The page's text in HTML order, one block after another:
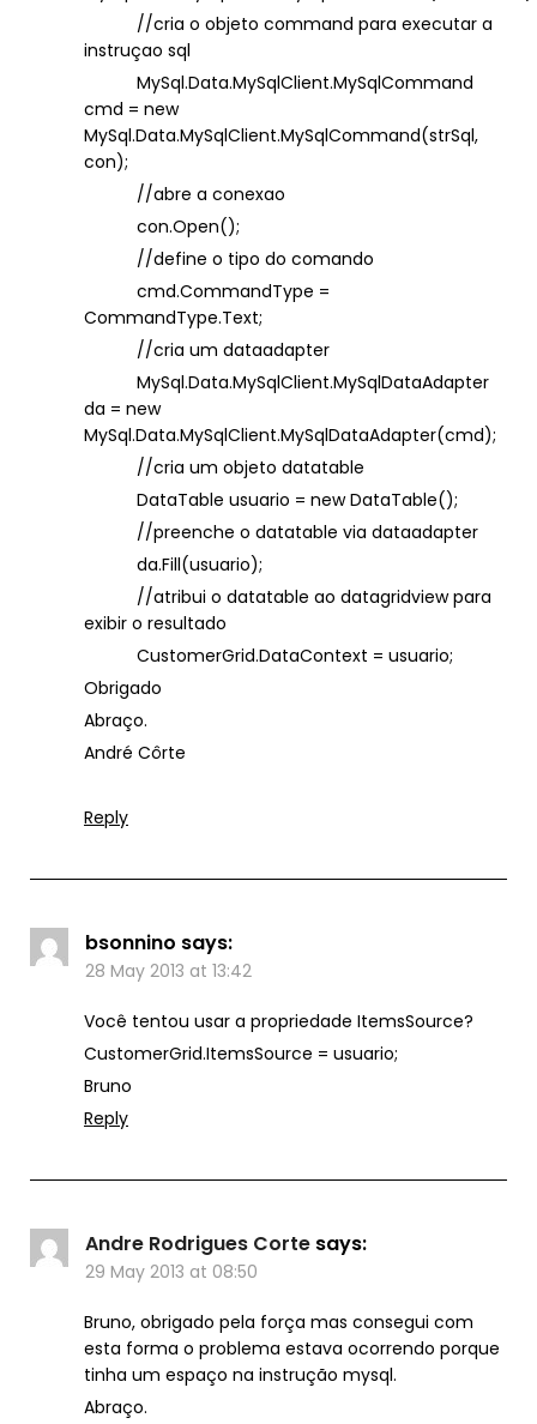
//cria o objeto command para executar a
instruçao sql
MySql.Data.MySqlClient.MySqlCommand
cmd = new
MySql.Data.MySqlClient.MySqlCommand(strSql,
con);
//abre a conexao
con.Open();
//define o tipo do comando
cmd.CommandType =
CommandType.Text;
//cria um dataadapter
MySql.Data.MySqlClient.MySqlDataAdapter
da = new
MySql.Data.MySqlClient.MySqlDataAdapter(cmd);
//cria um objeto datatable
DataTable usuario = new DataTable();
//preenche o datatable via dataadapter
da.Fill(usuario);
//atribui o datatable ao datagridview para
exibir o resultado
CustomerGrid.DataContext = usuario;
Obrigado
Abraço.
André Côrte
Reply
bsonnino says:
28 May 2013 at 13:42
Você tentou usar a propriedade ItemsSource?
CustomerGrid.ItemsSource = usuario;
Bruno
Reply
Andre Rodrigues Corte says:
29 May 2013 at 08:50
Bruno, obrigado pela força mas consegui com
esta forma o problema estava ocorrendo porque
tinha um espaço na instrução mysql.
Abraço.